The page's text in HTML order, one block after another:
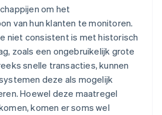
om het
van hun klanten te monitoren.
niet consistent is met historisch
zoals een ongebruikelijk grote
snelle transacties, kunnen
deze als mogelijk
Hoewel deze maatregel
komen er soms wel